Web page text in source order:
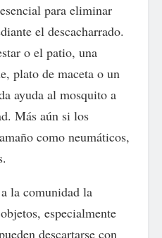
para eliminar
el descacharrado.
o el patio, una
plato de maceta o un
ayuda al mosquito a
Más aún si los
como neumáticos,
la comunidad la
especialmente
descartarse con